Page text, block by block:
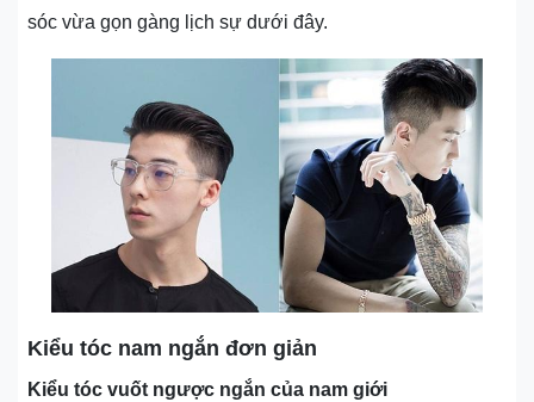
sóc vừa gọn gàng lịch sự dưới đây.
Kiểu tóc nam ngắn đơn giản
Kiểu tóc vuốt ngược ngắn của nam giới